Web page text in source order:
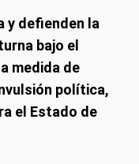
y defienden la
bajo el
medida de
política,
el Estado de